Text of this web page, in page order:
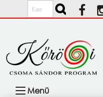
Ugrás a tartalomra
Keresés
Menü